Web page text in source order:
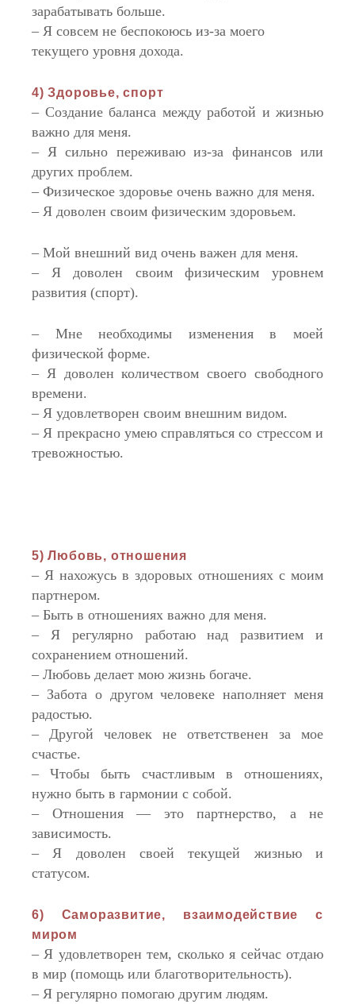
зарабатывать больше.
– Я совсем не беспокоюсь из-за моего
текущего уровня дохода.
4) Здоровье, спорт
– Создание баланса между работой и жизнью
важно для меня.
– Я сильно переживаю из-за финансов или
других проблем.
– Физическое здоровье очень важно для меня.
– Я доволен своим физическим здоровьем.
– Мой внешний вид очень важен для меня.
– Я доволен своим физическим уровнем
развития (спорт).
– Мне необходимы изменения в моей
физической форме.
– Я доволен количеством своего свободного
времени.
– Я удовлетворен своим внешним видом.
– Я прекрасно умею справляться со стрессом и
тревожностью.
5) Любовь, отношения
– Я нахожусь в здоровых отношениях с моим
партнером.
– Быть в отношениях важно для меня.
– Я регулярно работаю над развитием и
сохранением отношений.
– Любовь делает мою жизнь богаче.
– Забота о другом человеке наполняет меня
радостью.
– Другой человек не ответственен за мое
счастье.
– Чтобы быть счастливым в отношениях,
нужно быть в гармонии с собой.
– Отношения — это партнерство, а не
зависимость.
– Я доволен своей текущей жизнью и
статусом.
6) Саморазвитие, взаимодействие с
миром
– Я удовлетворен тем, сколько я сейчас отдаю
в мир (помощь или благотворительность).
– Я регулярно помогаю другим людям.